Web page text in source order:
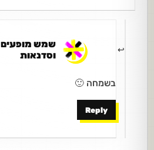
שמש מופעים
וסדנאות
בשמחה 🙂
Reply